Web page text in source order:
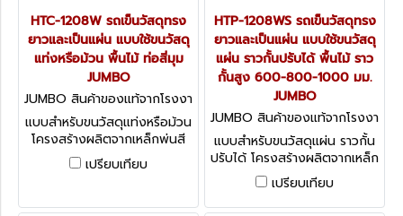
HTC-1208W รถเข็นวัสดุทรง
ยาวและเป็นแผ่น แบบใช้ขนวัสดุ
แท่งหรือม้วน พื้นไม้ ท่อสี่มุม
JUMBO
JUMBO สินค้าของแท้จากโรงงา
นผู้ผลิต HTC-1208W
แบบสำหรับขนวัสดุแท่งหรือม้วน
โครงสร้างผลิตจากเหล็กพ่นสี
ล้อ PU
เปรียบเทียบ
HTP-1208WS รถเข็นวัสดุทรง
ยาวและเป็นแผ่น แบบใช้ขนวัสดุ
แผ่น ราวกั้นปรับได้ พื้นไม้ ราว
กั้นสูง 600-800-1000 มม.
JUMBO
JUMBO สินค้าของแท้จากโรงงา
นผู้ผลิต HTP-1208WS
แบบสำหรับขนวัสดุแผ่น ราวกั้น
ปรับได้ โครงสร้างผลิตจากเหล็ก
พ่นสี ล้อ PU
เปรียบเทียบ